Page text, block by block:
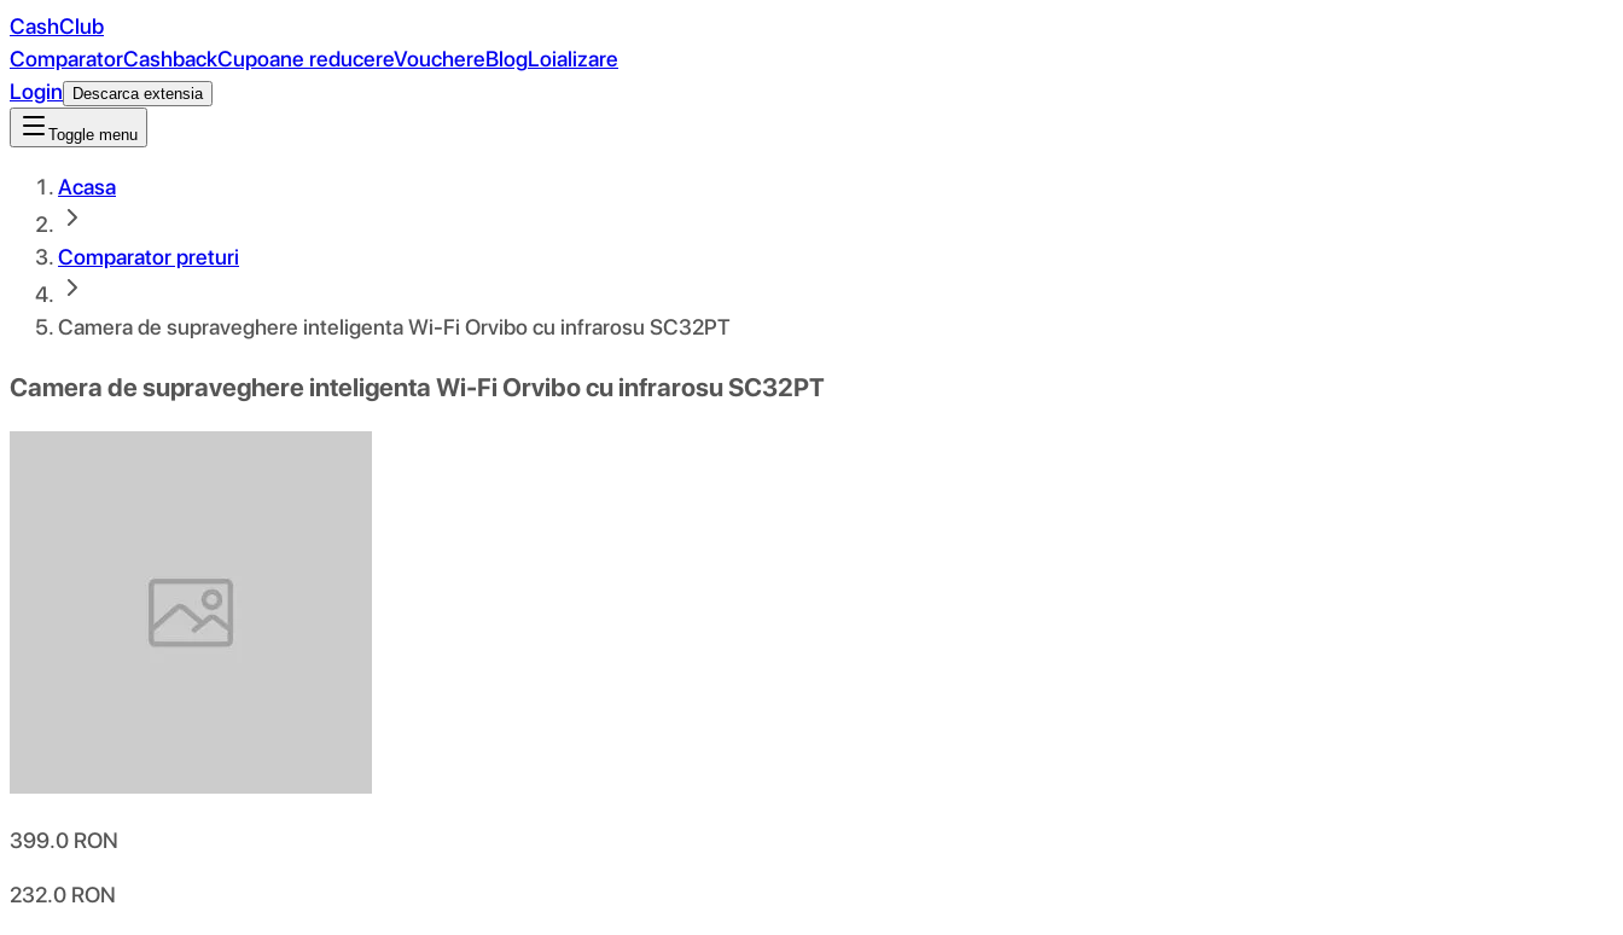
CashClub
ComparatorCashbackCupoane reducereVouchereBlogLoializare
Login
Descarca extensia
Toggle menu
Acasa
Comparator preturi
Camera de supraveghere inteligenta Wi-Fi Orvibo cu infrarosu SC32PT
Camera de supraveghere inteligenta Wi-Fi Orvibo cu infrarosu SC32PT
399.0 RON
232.0 RON